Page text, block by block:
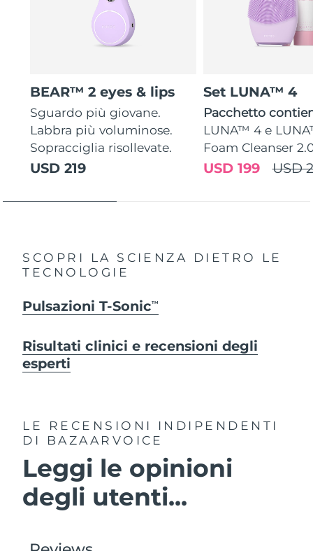
BEAR™ 2 eyes & lips
Sguardo più giovane.
Labbra più voluminose.
Sopracciglia risollevate.
USD 219
Set LUNA™ 4
Pacchetto
LUNA™ 4 e
Foam Cleanser
USD
USD 199
SCOPRI LA SCIENZA DIETRO LE
TECNOLOGIE
Pulsazioni T-SonicTM
Risultati clinici e recensioni degli
esperti
LE RECENSIONI INDIPENDENTI
DI BAZAARVOICE
Leggi le opinioni
degli utenti...